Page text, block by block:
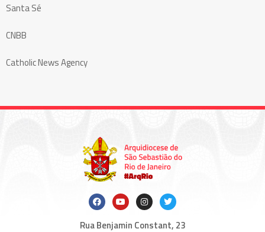
Santa Sé
CNBB
Catholic News Agency
Rua Benjamin Constant, 23